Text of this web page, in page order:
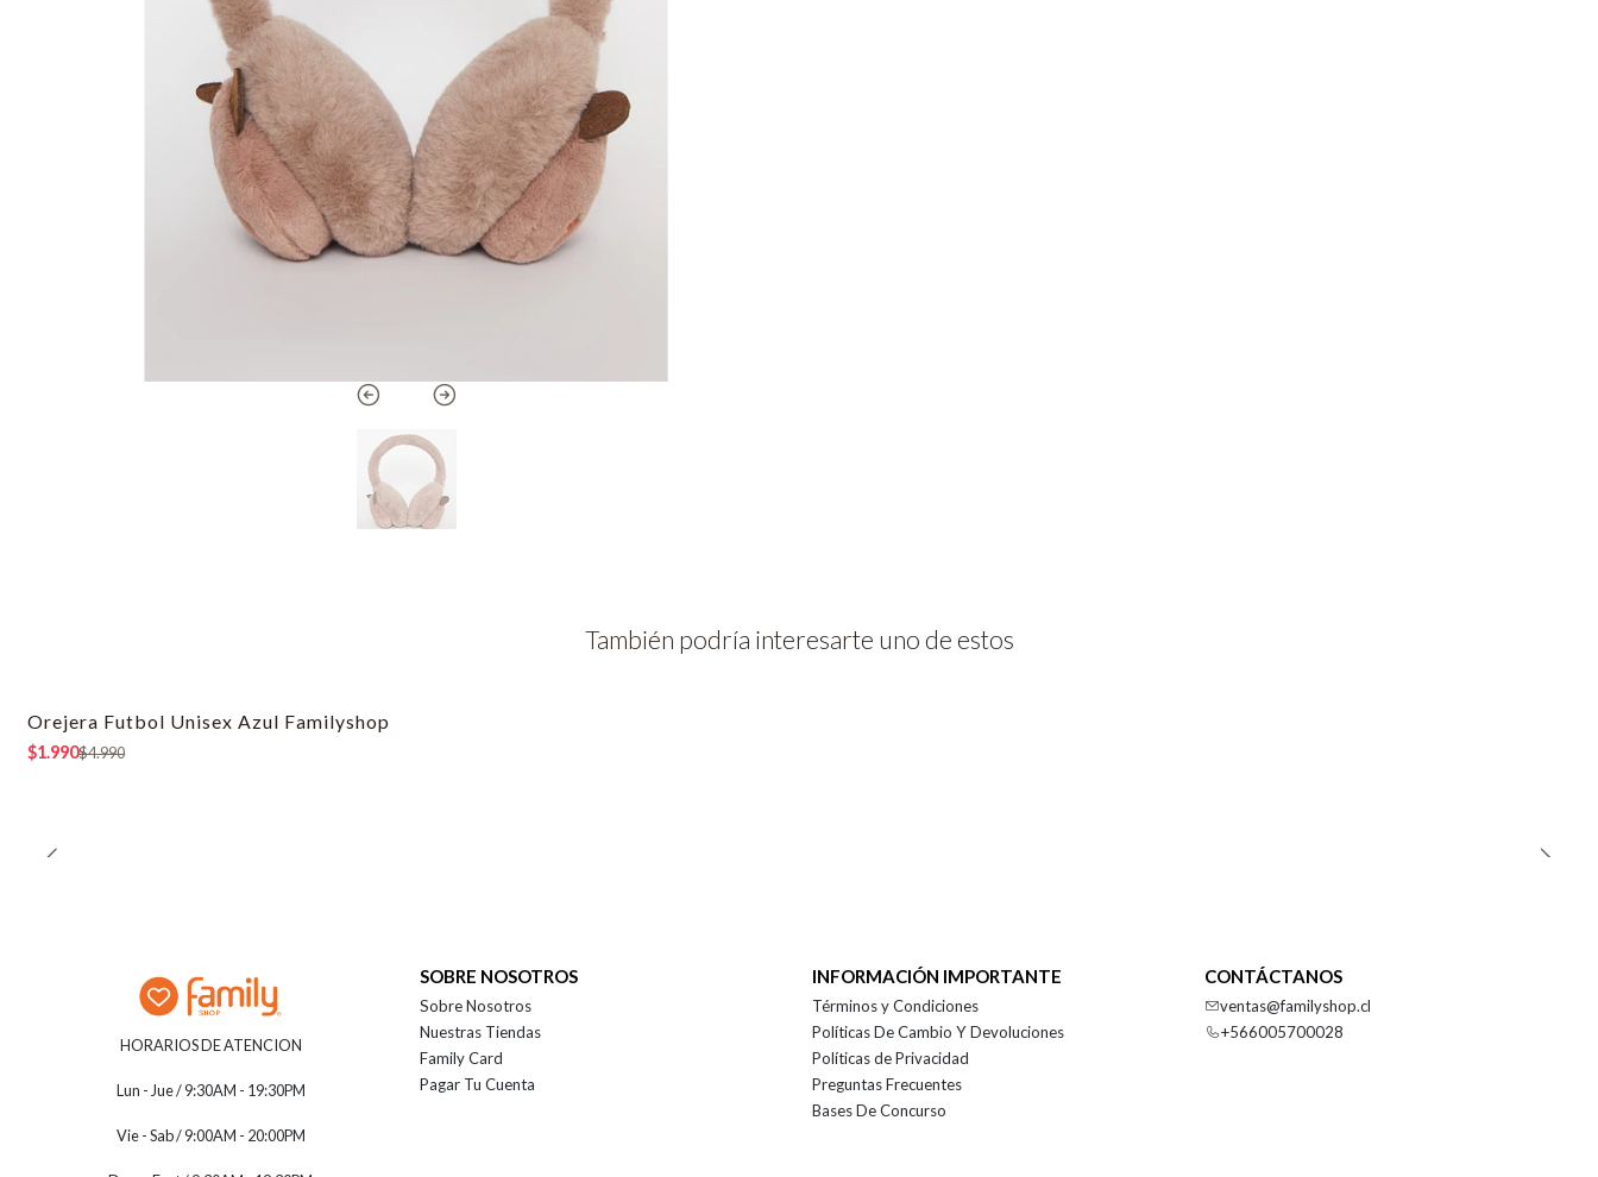
También podría interesarte uno de estos
-60% OFF
Orejera Futbol Unisex Azul Familyshop
$1.990$4.990
HORARIOS DE ATENCION
Lun - Jue / 9:30AM - 19:30PM
Vie - Sab / 9:00AM - 20:00PM
SOBRE NOSOTROS
Sobre Nosotros
Nuestras Tiendas
Family Card
Pagar Tu Cuenta
INFORMACIÓN IMPORTANTE
Términos y Condiciones
Políticas De Cambio Y Devoluciones
Políticas de Privacidad
Preguntas Frecuentes
Bases De Concurso
CONTÁCTANOS
ventas@familyshop.cl
+566005700028